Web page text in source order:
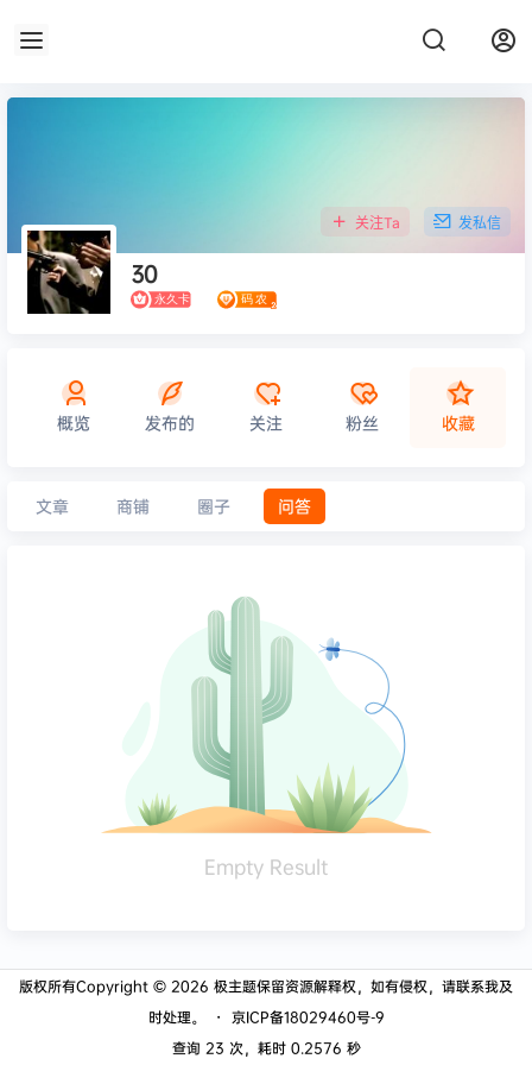
30
关注Ta 发私信
概览 发布的 关注 粉丝 收藏
文章 商铺 圈子 问答
Empty Result
版权所有Copyright © 2026 极主题保留资源解释权，如有侵权，请联系我及
时处理。
・ 京ICP备18029460号-9
查询 23 次，耗时 0.2576 秒